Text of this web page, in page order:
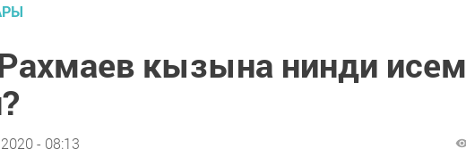
кызына нинди исем
- 08:13